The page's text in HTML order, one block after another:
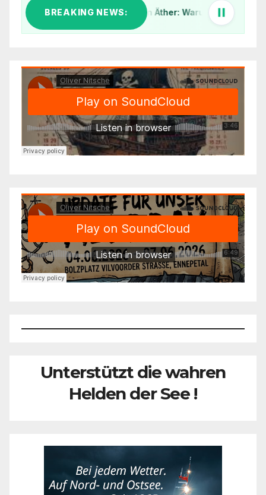
BREAKING NEWS:
Klar Schiff im digitalen Äther: Warum wir unsere IT-
Unterstützt die wahren
Helden der See !